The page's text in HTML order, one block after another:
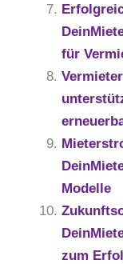
für
Modelle
zum